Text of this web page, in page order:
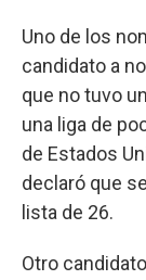
Uno de los
candidato a
que no tuvo
una liga de
de Estados
declaró que
lista de 26.
Otro